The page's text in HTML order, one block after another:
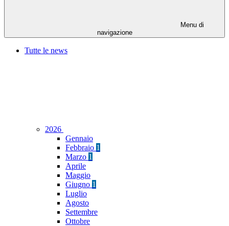
Menu di
navigazione
Tutte le news
2026
Gennaio
Febbraio 1
Marzo 1
Aprile
Maggio
Giugno 1
Luglio
Agosto
Settembre
Ottobre